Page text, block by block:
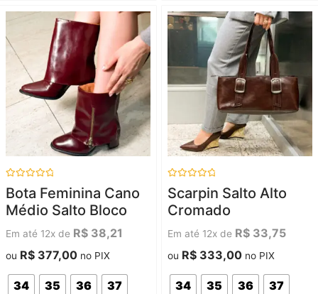
0
5
Bota Feminina Cano
Médio Salto Bloco
Em até 12x de R$ 38,21
ou R$ 377,00 no PIX
34 35 36
37
0
5
Scarpin Salto Alto
Cromado
Em até 12x de R$ 33,75
ou R$ 333,00 no PIX
34 35 36
37